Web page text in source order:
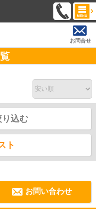
お問合せ
り込む
ト
お問い合わせ